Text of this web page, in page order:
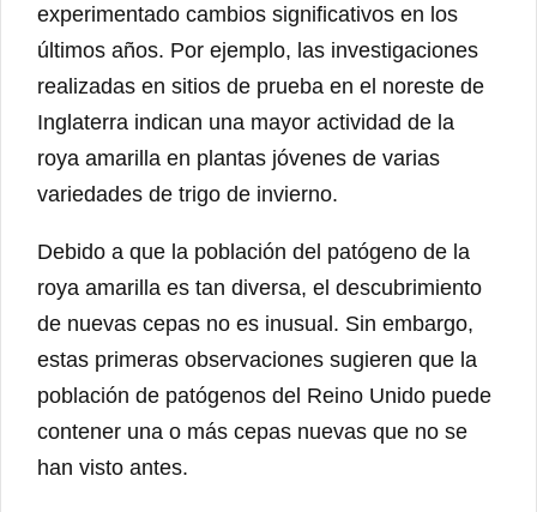
experimentado cambios significativos en los
últimos años. Por ejemplo, las investigaciones
realizadas en sitios de prueba en el noreste de
Inglaterra indican una mayor actividad de la
roya amarilla en plantas jóvenes de varias
variedades de trigo de invierno.
Debido a que la población del patógeno de la
roya amarilla es tan diversa, el descubrimiento
de nuevas cepas no es inusual. Sin embargo,
estas primeras observaciones sugieren que la
población de patógenos del Reino Unido puede
contener una o más cepas nuevas que no se
han visto antes.